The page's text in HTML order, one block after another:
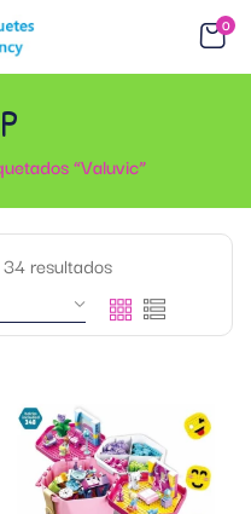
0
“Valuvic”
resultados